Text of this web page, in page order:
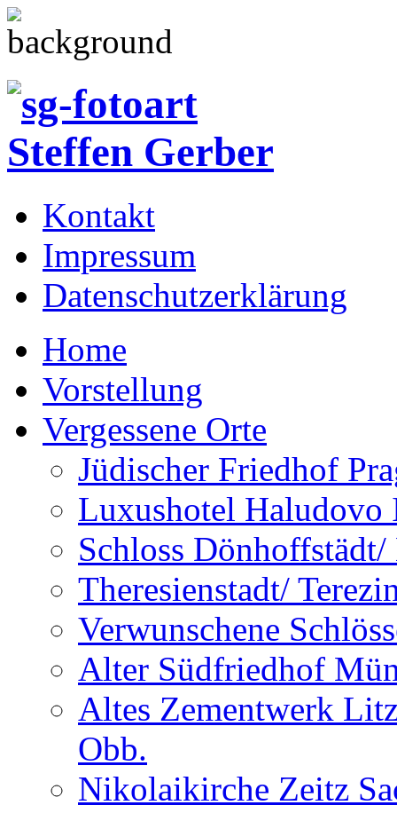
Kontakt
Impressum
Datenschutzerklärung
Home
Vorstellung
Vergessene Orte
Jüdischer Friedhof
Luxushotel
Schloss Dönhoffstädt/
Theresienstadt/
Verwunschene
Alter Südfriedhof
Altes Zementwerk
Obb.
Nikolaikirche Zeitz